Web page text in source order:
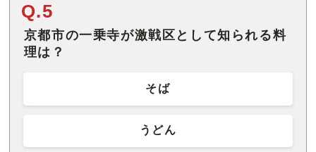
Q.5
京都市の一乗寺が激戦区として知られる料
理は？
そば
うどん